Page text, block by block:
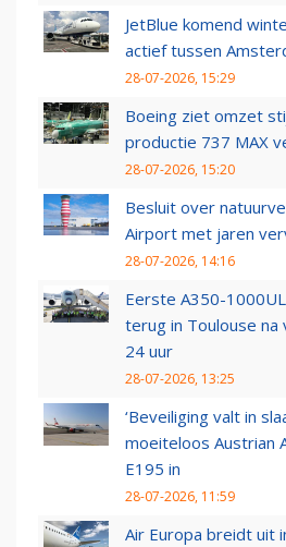
JetBlue komend
actief tussen
28-07-2026, 15:29
Boeing ziet omzet
productie 737 MAX
28-07-2026, 15:20
Besluit over
Airport met jaren
28-07-2026, 14:16
Eerste A350-
terug in Toulouse na
24 uur
28-07-2026, 13:25
‘Beveiliging valt in
moeiteloos Austrian
E195 in
28-07-2026, 11:59
Air Europa breidt uit